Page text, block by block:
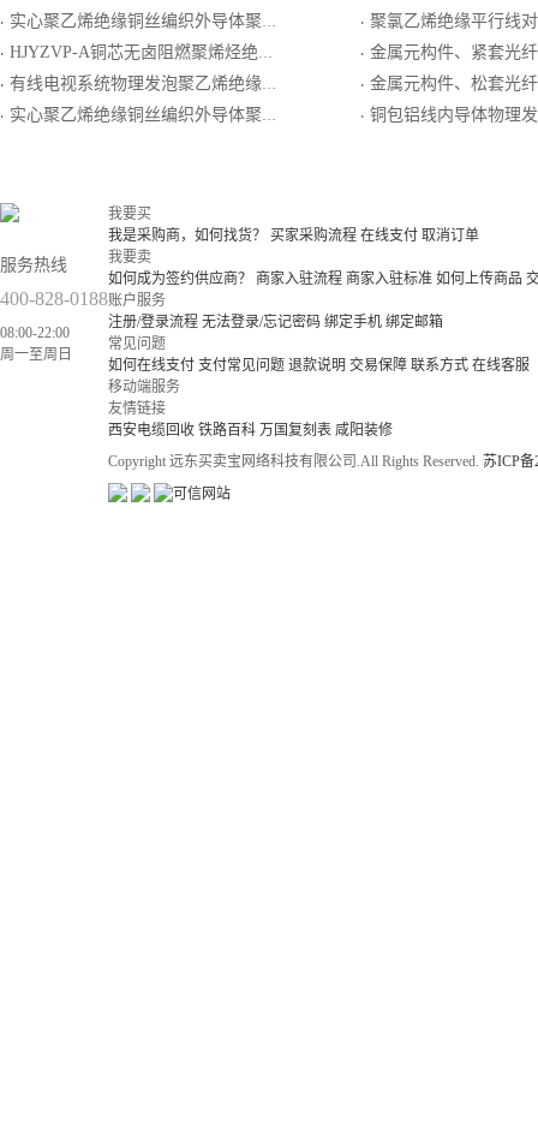
· 实心聚乙烯绝缘铜丝编织外导体聚氯乙烯护套射频同轴电缆
· HJYZVP-A铜芯无卤阻燃聚烯烃绝缘聚氯乙烯护套屏蔽型局用对称电缆
· 有线电视系统物理发泡聚乙烯绝缘、编织网外导体、聚乙烯护套同轴电缆
· 实心聚乙烯绝缘铜丝编织外导体聚氯乙烯护套射频同轴电缆
· 聚氯乙烯绝缘平行线
· 金属元构件、紧套光纤、钢-聚乙烯粘
· 金属元构件、松套光纤、聚乙烯护
· 铜包铝线内导体物理发泡聚乙烯绝缘环形皱纹铜管外导
服务热线
400-828-0188
08:00-22:00
周一至周日
我要买
我是采购商，如何找货？
买家采购流程 在线支付 取消订单
我要卖
如何成为签约供应商？
商家入驻流程 商家入驻标准 如何上传商品
账户服务
注册/登录流程 无法登录/忘记密码 绑定手机 绑定邮箱
常见问题
如何在线支付 支付常见问题 退款说明 交易保障 联系方式 在线客服
移动端服务
友情链接
西安电缆回收 铁路百科 万国复刻表 咸阳装修
Copyright 远东买卖宝网络科技有限公司.All Rights Reserved. 苏ICP备